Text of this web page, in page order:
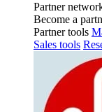
Partner
Become a
Partner tools
Sales tools